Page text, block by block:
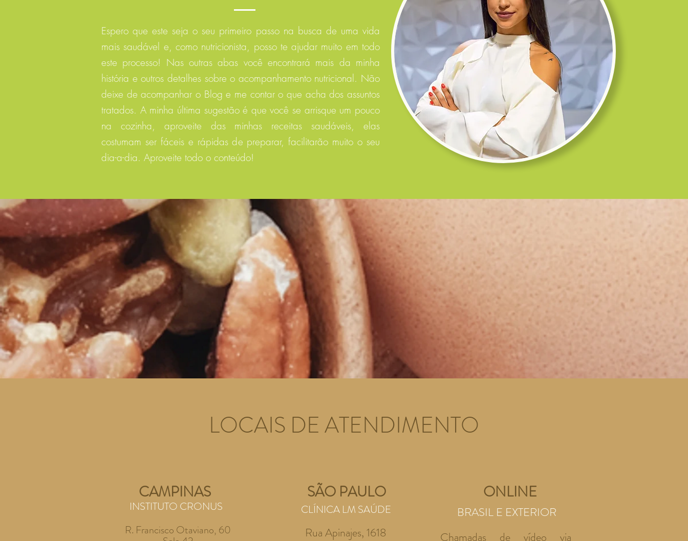
Espero que este seja o seu primeiro passo na busca de uma vida
mais saudável e, como nutricionista, posso te ajudar muito em todo
este processo! Nas outras abas você encontrará mais da minha
história e outros detalhes sobre o acompanhamento nutricional. Não
deixe de acompanhar o Blog e me contar o que acha dos assuntos
tratados. A minha última sugestão é que você se arrisque um pouco
na cozinha, aproveite das minhas receitas saudáveis, elas
costumam ser fáceis e rápidas de preparar, facilitarão muito o seu
dia-a-dia. Aproveite todo o conteúdo!
LOCAIS DE ATENDIMENTO
R. Francisco Otaviano, 60
INSTITUTO CRONUS CLÍNICA LM SAÚDE
Rua Apinajes, 1618
CAMPINAS SÃO PAULO
BRASIL E EXTERIOR
Chamadas de vídeo via
ONLINE